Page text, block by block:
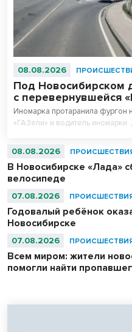
08.08.2026
Под Новосибирском
с перевернувшейся
Иномарка протаранила фургон
«ГАЗели» и водитель
08.08.2026
В Новосибирске «Лада»
велосипеде
07.08.2026
Годовалый ребёнок
Новосибирске
07.08.2026
Всем миром: жители
помогли найти